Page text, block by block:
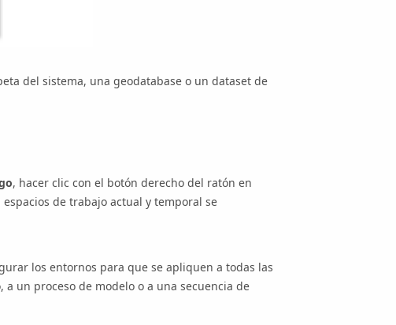
del sistema, una geodatabase o un dataset de
, hacer clic con el botón derecho del ratón en
espacios de trabajo actual y temporal se
los entornos para que se apliquen a todas las
un proceso de modelo o a una secuencia de